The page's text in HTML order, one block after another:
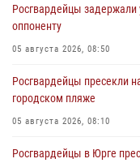
Росгвардейцы задержали
оппоненту
05 августа 2026, 08:50
Росгвардейцы пресекли
городском пляже
05 августа 2026, 08:10
Росгвардейцы в Юрге